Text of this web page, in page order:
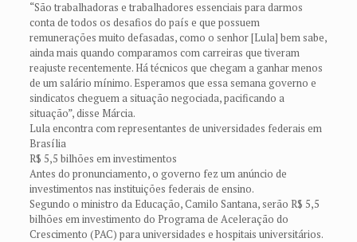
“São trabalhadoras e trabalhadores essenciais para darmos
conta de todos os desafios do país e que possuem
remunerações muito defasadas, como o senhor [Lula] bem sabe,
ainda mais quando comparamos com carreiras que tiveram
reajuste recentemente. Há técnicos que chegam a ganhar menos
de um salário mínimo. Esperamos que essa semana governo e
sindicatos cheguem a situação negociada, pacificando a
situação”, disse Márcia.
Lula encontra com representantes de universidades federais em
Brasília
R$ 5,5 bilhões em investimentos
Antes do pronunciamento, o governo fez um anúncio de
investimentos nas instituições federais de ensino.
Segundo o ministro da Educação, Camilo Santana, serão R$ 5,5
bilhões em investimento do Programa de Aceleração do
Crescimento (PAC) para universidades e hospitais universitários.